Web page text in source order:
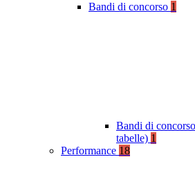
Bandi di concorso 1
Bandi di
tabelle) 1
Performance 18